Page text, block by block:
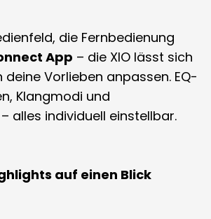
die Fernbedienung
App – die XIO lässt sich
Vorlieben anpassen. EQ-
Klangmodi und
alles individuell einstellbar.
auf einen Blick